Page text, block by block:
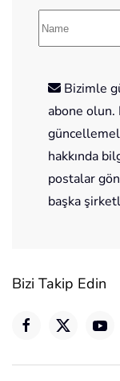
Bizimle
abone olun.
hakkında
postalar
başka
Bizi Takip Edin